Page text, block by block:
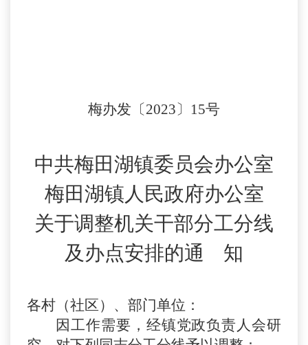
梅办发〔2023〕 15号
中共梅田湖镇委员会办公室
梅田湖镇人 民政府办公室
关于调整机关干部分工分线
及办点安排的通 知
各村（社区）、 部门单位：
因工作需要， 经镇党政负责人会研